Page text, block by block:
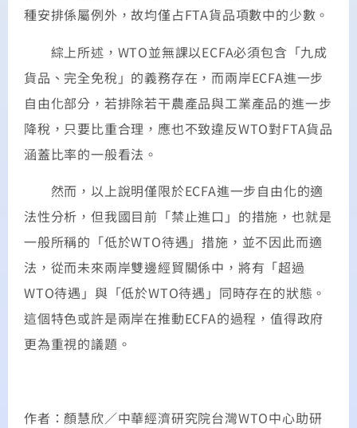
種安排係屬例外，故均僅占FTA貨品項數中的少數。
綜上所述，WTO並無課以ECFA必須包含「九成
貨品、完全免稅」的義務存在，而兩岸ECFA進一步
自由化部分，若排除若干農產品與工業產品的進一步
降稅，只要比重合理，應也不致違反WTO對FTA貨品
涵蓋比率的一般看法。
然而，以上說明僅限於ECFA進一步自由化的適
法性分析，但我國目前「禁止進口」的措施，也就是
一般所稱的「低於WTO待遇」措施，並不因此而適
法，從而未來兩岸雙邊經貿關係中，將有「超過
WTO待遇」與「低於WTO待遇」同時存在的狀態。
這個特色或許是兩岸在推動ECFA的過程，值得政府
更為重視的議題。
作者：顏慧欣／中華經濟研究院台灣WTO中心助研